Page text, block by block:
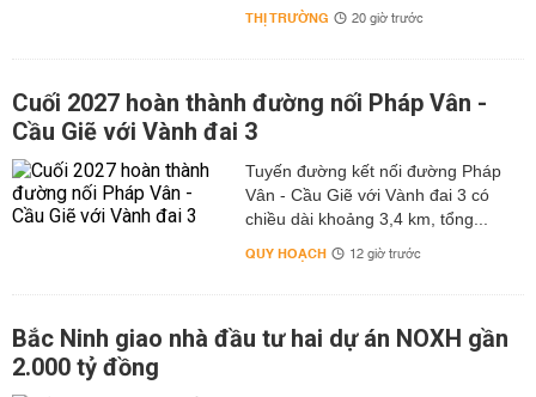
THỊ TRƯỜNG 20 giờ trước
Cuối 2027 hoàn thành đường nối Pháp Vân -
Cầu Giẽ với Vành đai 3
Tuyến đường kết nối đường Pháp
Vân - Cầu Giẽ với Vành đai 3 có
chiều dài khoảng 3,4 km, tổng...
QUY HOẠCH 12 giờ trước
Bắc Ninh giao nhà đầu tư hai dự án NOXH gần
2.000 tỷ đồng